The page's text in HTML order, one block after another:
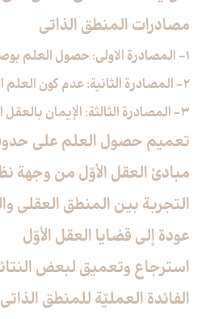
مصادرات المنطق الذاتي
1- المصادرة الاولى: حصول العلم بوصفه أمراً مفروغاً عنه
2- المصادرة الثانية: عدم كون العلم الحاصل وهماً
3- المصادرة الثالثة: الإيمان بالعقل الأوّل
تعميم حصول العلم على
مبادئ العقل الأوّل من وجهة
التجربة بين المنطق العقلي
عودة إلى قضايا العقل الأوّل
استرجاع وتعميق لبعض
الفائدة العمليّة للمنطق الذاتي